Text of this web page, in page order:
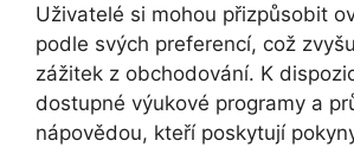
Uživatelé si mohou přizpůsobit
podle svých preferencí, což
zážitek z obchodování. K
dostupné výukové programy a
nápovědou, kteří poskytují